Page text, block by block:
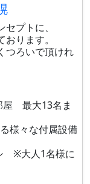
プトに、
ります。
つろいで頂けれ
最大13名ま
様々な付属設備
※大人1名様に